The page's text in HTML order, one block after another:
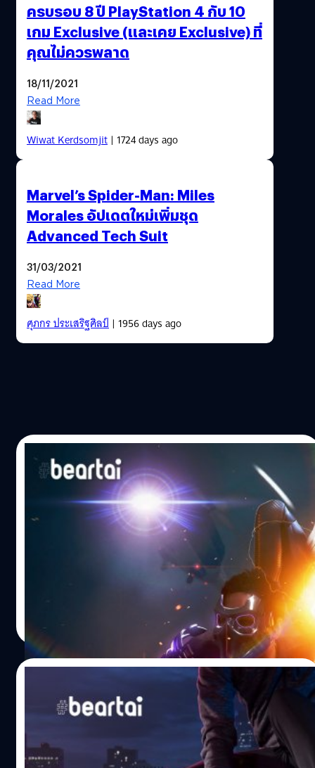
ครบรอบ 8 ปี PlayStation 4 กับ 10
เกม Exclusive (และเคย Exclusive) ที่
คุณไม่ควรพลาด
18/11/2021
Read More
Wiwat Kerdsomjit| 1724 days ago
Marvel’s Spider-Man: Miles
Morales อัปเดตใหม่เพิ่มชุด
Advanced Tech Suit
31/03/2021
Read More
ศุภกร ประเสริฐศิลป์| 1956 days ago
Marvel’s Spider-Man: Miles Morales
เวอร์ชัน PS5 อัปเดตใหม่เพิ่มโหมด
Performance RT
ผู้จัดจำหน่าย Sony Interactive Entertainment และทีม
พัฒนา Insomniac Games ได้ปล่อยอัปเดตเวอร์ชัน
1.007.001 ให้กับเกม Marvel’s Spider-Man: Miles Morales
เวอร์ชัน PlayStation 5 ซึ่งจะเพิ่มโหมด Performance RT ที่
รองรับเฟรมเรต 60 FPS และเทคโนโลยี Ray Tracing
Performance RT เป็นอีกหนึ่งเวอร์ชันของโหมด Performance
ซึ่งจะเพิ่มเทคโนโลยี Ray Tracing โดยการปรับแต่งความ
ละเอียดของฉาก, คุณภาพของการสะท้อนแสง และความหนา
แน่นของคนเดินเท้า Marvel’s Spider-Man: Miles Morales
วางจำหน่ายอย่างเป็นทางการแล้ววันนี้ บนแพลตฟอร์ม
PlayStation 5 และ PlayStation 4 อ้างอิง พิสูจน์อักษร : สุ
ชยา เกษจำรัส
| 2067 days ago
Marvel จับมือ Adidas ส่งรองเท้ารุ่นพิเศษ
Marvel’s Spider-Man: Miles Morales
Superstar
Marvel จับมือ Adidas ส่งรองเท้ารุ่นพิเศษของ Miles Morales